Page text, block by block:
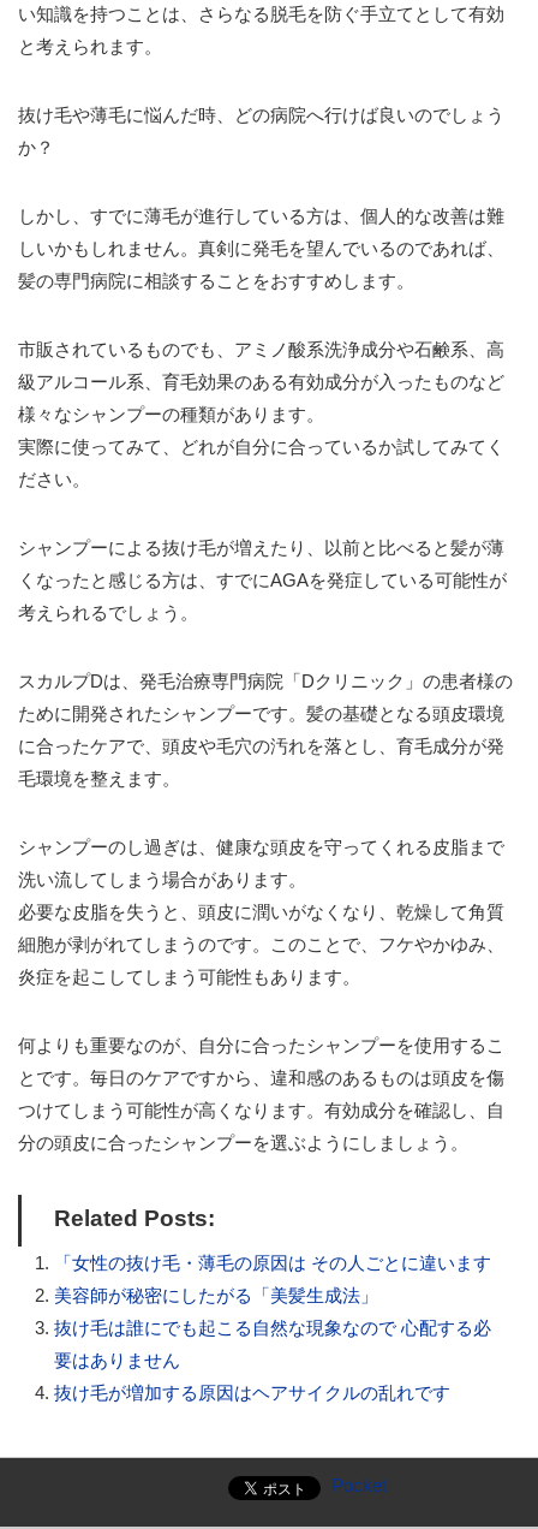
い知識を持つことは、さらなる脱毛を防ぐ手立てとして有効
と考えられます。
抜け毛や薄毛に悩んだ時、どの病院へ行けば良いのでしょう
か？
しかし、すでに薄毛が進行している方は、個人的な改善は難
しいかもしれません。真剣に発毛を望んでいるのであれば、
髪の専門病院に相談することをおすすめします。
市販されているものでも、アミノ酸系洗浄成分や石鹸系、高
級アルコール系、育毛効果のある有効成分が入ったものなど
様々なシャンプーの種類があります。
実際に使ってみて、どれが自分に合っているか試してみてく
ださい。
シャンプーによる抜け毛が増えたり、以前と比べると髪が薄
くなったと感じる方は、すでにAGAを発症している可能性が
考えられるでしょう。
スカルプDは、発毛治療専門病院「Dクリニック」の患者様の
ために開発されたシャンプーです。髪の基礎となる頭皮環境
に合ったケアで、頭皮や毛穴の汚れを落とし、育毛成分が発
毛環境を整えます。
シャンプーのし過ぎは、健康な頭皮を守ってくれる皮脂まで
洗い流してしまう場合があります。
必要な皮脂を失うと、頭皮に潤いがなくなり、乾燥して角質
細胞が剥がれてしまうのです。このことで、フケやかゆみ、
炎症を起こしてしまう可能性もあります。
何よりも重要なのが、自分に合ったシャンプーを使用するこ
とです。毎日のケアですから、違和感のあるものは頭皮を傷
つけてしまう可能性が高くなります。有効成分を確認し、自
分の頭皮に合ったシャンプーを選ぶようにしましょう。
Related Posts:
「女性の抜け毛・薄毛の原因は その人ごとに違います
美容師が秘密にしたがる「美髪生成法」
抜け毛は誰にでも起こる自然な現象なので 心配する必
要はありません
抜け毛が増加する原因はヘアサイクルの乱れです
Pocket